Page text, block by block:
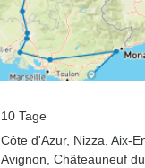
10 Tage
Côte d'Azur, Nizza , Aix-
Avignon , Châteauneuf